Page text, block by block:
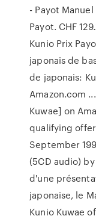
- Payot
Payot. CHF
Kunio Prix
japonais de
de japonais:
Amazon.com
Kuwae] on
qualifying
September
(5CD audio)
d'une
japonaise, le
Kunio Kuwae